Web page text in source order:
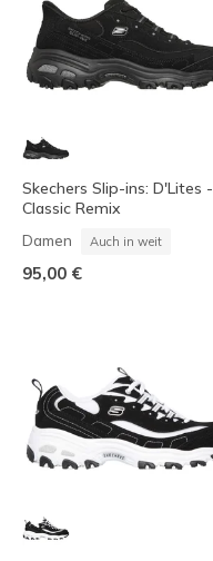
Skechers Slip-ins: D'Lites -
Classic Remix
Damen Auch in weit
95,00 €